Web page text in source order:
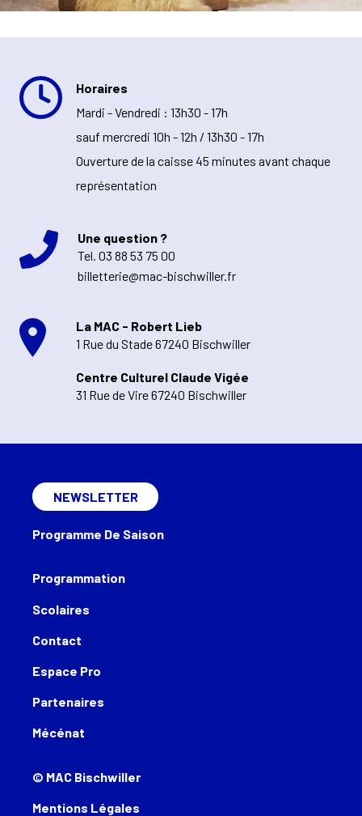
Horaires
Mardi - Vendredi : 13h30 - 17h
sauf mercredi 10h - 12h / 13h30 - 17h
Ouverture de la caisse 45 minutes avant chaque
représentation
Une question ?
Tel. 03 88 53 75 00
billetterie@mac-bischwiller.fr
La MAC - Robert Lieb
1 Rue du Stade 67240 Bischwiller
Centre Culturel Claude Vigée
31 Rue de Vire 67240 Bischwiller
Programmation
Scolaires
Contact
Espace Pro
Partenaires
Mécénat
NEWSLETTER
Programme De Saison
© MAC Bischwiller
Mentions Légales